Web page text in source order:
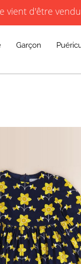
PARIS TRONCHET,
Garçon
vient d'être vendu